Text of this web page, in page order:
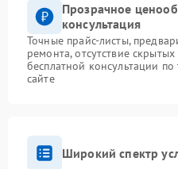
Прозрачное
консультация
Точные прайс-листы,
ремонта, отсутствие
бесплатной консультации
сайте
Широкий спектр